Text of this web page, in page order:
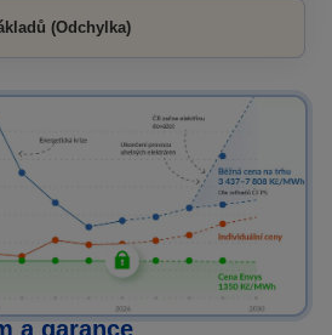
(Odchylka)
a garance